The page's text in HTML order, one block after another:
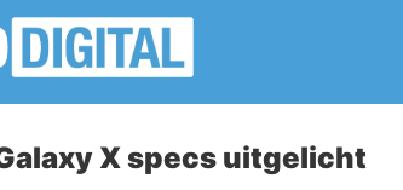
X specs uitgelicht